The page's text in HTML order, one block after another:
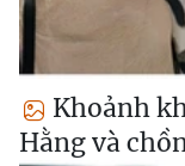
Khoảnh
Hằng và